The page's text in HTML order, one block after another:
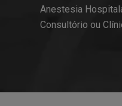
Anestesia
Consultório ou